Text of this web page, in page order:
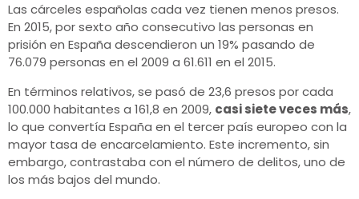
Las cárceles españolas cada vez tienen menos presos.
En 2015, por sexto año consecutivo las personas en
prisión en España descendieron un 19% pasando de
76.079 personas en el 2009 a 61.611 en el 2015.
En términos relativos, se pasó de 23,6 presos por cada
100.000 habitantes a 161,8 en 2009, casi siete veces más,
lo que convertía España en el tercer país europeo con la
mayor tasa de encarcelamiento. Este incremento, sin
embargo, contrastaba con el número de delitos, uno de
los más bajos del mundo.